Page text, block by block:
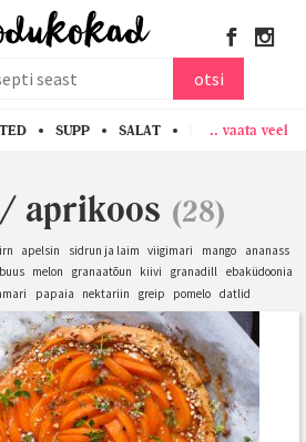
otsi
SUPP SALAT PASTA KANA
.. vaata veel
/ aprikoos (28)
apelsin sidrun ja laim viigimari mango
ananass
melon granaatõun kiivi granadill ebaküdoonia
papaia nektariin greip pomelo datlid